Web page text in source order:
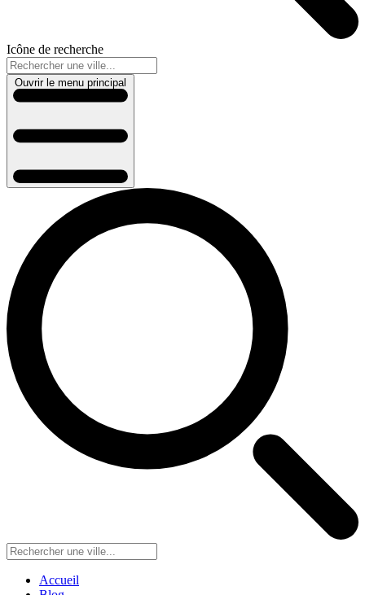
Icône de recherche
Ouvrir le menu principal
Accueil